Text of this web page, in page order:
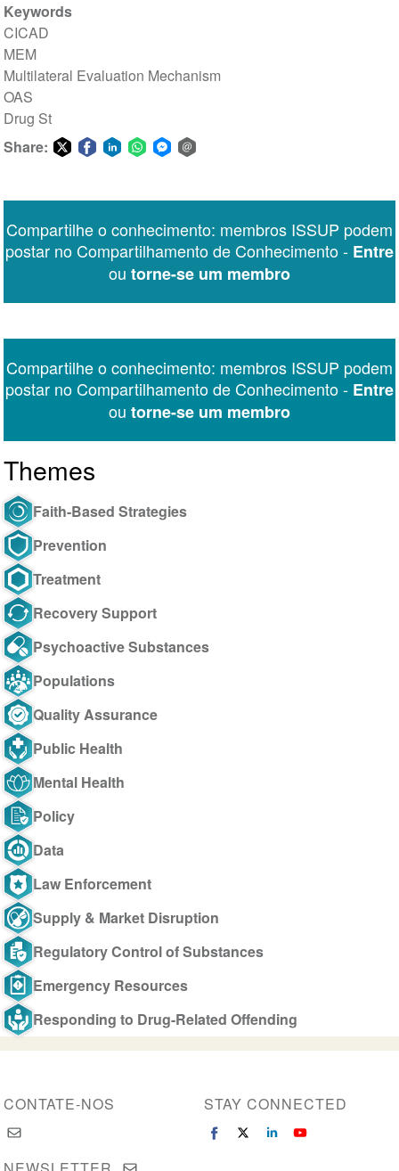
Keywords
CICAD
MEM
Multilateral Evaluation Mechanism
OAS
Drug St
Share:
Messenger
Compartilhe o conhecimento: membros ISSUP podem
postar no Compartilhamento de Conhecimento - Entre
ou torne-se um membro
Compartilhe o conhecimento: membros ISSUP podem
postar no Compartilhamento de Conhecimento - Entre
ou torne-se um membro
Themes
Faith-Based Strategies
Prevention
Treatment
Recovery Support
Psychoactive Substances
Populations
Quality Assurance
Public Health
Mental Health
Policy
Data
Law Enforcement
Supply & Market Disruption
Regulatory Control of Substances
Emergency Resources
Responding to Drug-Related Offending
CONTATE-NOS STAY CONNECTED